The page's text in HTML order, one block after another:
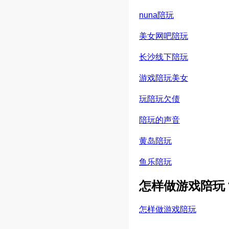
nuna陪玩
美女网吧陪玩
长沙线下陪玩
游戏陪玩美女
玩陪玩欠债
陪玩的声音
黄岛陪玩
鱼乐陪玩
怎样做游戏陪玩
怎样做游戏陪玩